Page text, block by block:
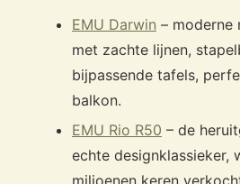
EMU Darwin – moderne
met zachte lijnen,
bijpassende tafels,
balkon.
EMU Rio R50 – de
echte designklassieker,
miljoenen keren